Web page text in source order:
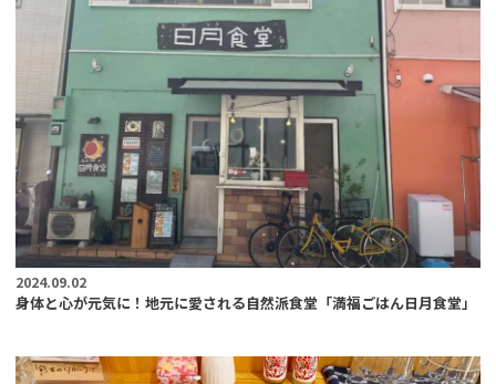
2024.09.02
身体と心が元気に！地元に愛される自然派食堂「満福ごはん日月食堂」